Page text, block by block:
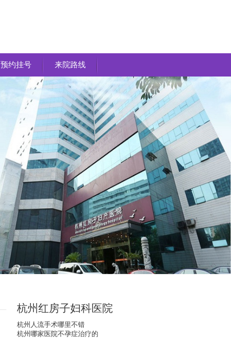
预约挂号 来院路线
杭州红房子妇科医院
杭州人流手术哪里不错
杭州哪家医院不孕症治疗的